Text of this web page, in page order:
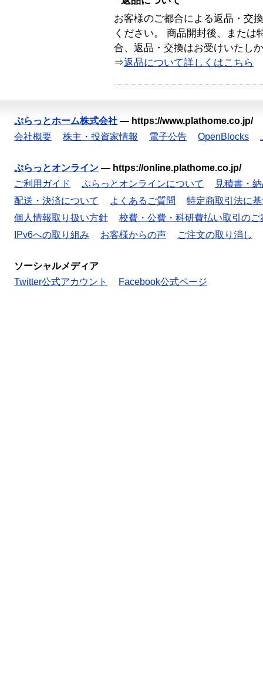
お客様のご都合による返品・交
ください。 商品開封後、または
合、返品・交換はお受けいたし
⇒返品について詳しくはこちら
ぷらっとホーム株式会社 — https://www.plathome.co.jp/
会社概要
株主・投資家情報 電子公告 OpenBlocks
ぷらっとオンライン — https://online.plathome.co.jp/
ご利用ガイド
ぷらっとオンラインについて
見積書・
配送・決済について
よくあるご質問
特定商取引法に
個人情報取り扱い方針
校費・公費・科研費払い取引のご
IPv6への取り組み
お客様からの声 ご注文の取り消し
ソーシャルメディア
Twitter公式アカウント
Facebook公式ページ